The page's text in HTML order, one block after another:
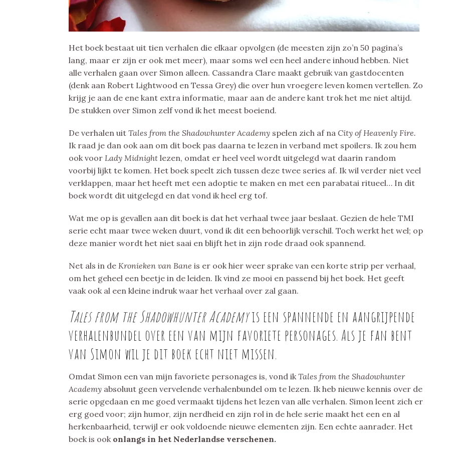
Het boek bestaat uit tien verhalen die elkaar opvolgen (de meesten zijn zo’n 50 pagina’s
lang, maar er zijn er ook met meer), maar soms wel een heel andere inhoud hebben. Niet
alle verhalen gaan over Simon alleen. Cassandra Clare maakt gebruik van gastdocenten
(denk aan Robert Lightwood en Tessa Grey) die over hun vroegere leven komen vertellen. Zo
krijg je aan de ene kant extra informatie, maar aan de andere kant trok het me niet altijd.
De stukken over Simon zelf vond ik het meest boeiend.
De verhalen uit Tales from the Shadowhunter Academy spelen zich af na City of Heavenly Fire.
Ik raad je dan ook aan om dit boek pas daarna te lezen in verband met spoilers. Ik zou hem
ook voor Lady Midnight lezen, omdat er heel veel wordt uitgelegd wat daarin random
voorbij lijkt te komen. Het boek speelt zich tussen deze twee series af. Ik wil verder niet veel
verklappen, maar het heeft met een adoptie te maken en met een parabatai ritueel… In dit
boek wordt dit uitgelegd en dat vond ik heel erg tof.
Wat me op is gevallen aan dit boek is dat het verhaal twee jaar beslaat. Gezien de hele TMI
serie echt maar twee weken duurt, vond ik dit een behoorlijk verschil. Toch werkt het wel; op
deze manier wordt het niet saai en blijft het in zijn rode draad ook spannend.
Net als in de Kronieken van Bane is er ook hier weer sprake van een korte strip per verhaal,
om het geheel een beetje in de leiden. Ik vind ze mooi en passend bij het boek. Het geeft
vaak ook al een kleine indruk waar het verhaal over zal gaan.
Tales from the Shadowhunter Academyis een spannende en aangrijpende
verhalenbundel over een van mijn favoriete personages. Als je fan bent
van Simon wil je dit boek echt niet missen.
Omdat Simon een van mijn favoriete personages is, vond ikTales from the Shadowhunter
Academy absoluut geen vervelende verhalenbundel om te lezen. Ik heb nieuwe kennis over de
serie opgedaan en me goed vermaakt tijdens het lezen van alle verhalen. Simon leent zich er
erg goed voor; zijn humor, zijn nerdheid en zijn rol in de hele serie maakt het een en al
herkenbaarheid, terwijl er ook voldoende nieuwe elementen zijn. Een echte aanrader. Het
boek is ook onlangs in het Nederlandse verschenen.